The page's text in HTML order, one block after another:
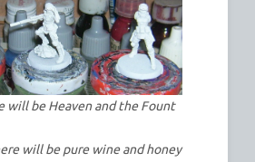
will be Heaven and the Fount
will be pure wine and honey